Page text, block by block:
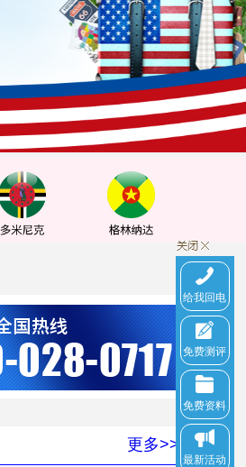
给我回电
免费测评
免费资料
最新活动
更多>>